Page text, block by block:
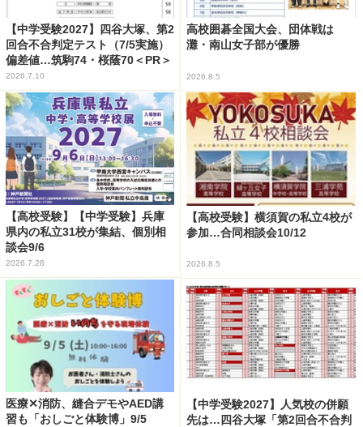
【中学受験2027】四谷大塚、第2
回合不合判定テスト（7/5実施）
偏差値…筑駒74・桜蔭70＜PR＞
2026.7.10
高校囲碁全国大会、団体戦は
灘・南山女子部が優勝
2026.8.5
【高校受験】【中学受験】兵庫
県内の私立31校が集結、個別相
談会9/6
2026.7.28
【高校受験】横須賀の私立4校が
参加…合同相談会10/12
2026.8.5
医療✕消防、縫合デモやAED講
習も「おしごと体験博」9/5
【中学受験2027】人気校の併願
先は…四谷大塚「第2回合不合判